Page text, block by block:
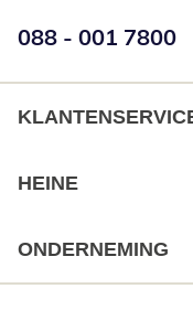
Telefoonnummer:
088 - 001 7800
HEINE
ONDERNEMING